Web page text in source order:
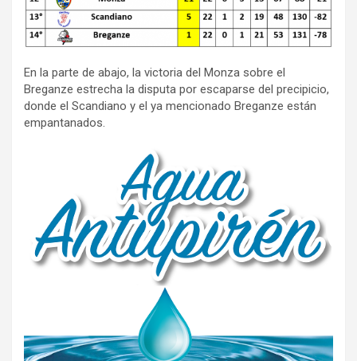
En la parte de abajo, la victoria del Monza sobre el
Breganze estrecha la disputa por escaparse del precipicio,
donde el Scandiano y el ya mencionado Breganze están
empantanados.